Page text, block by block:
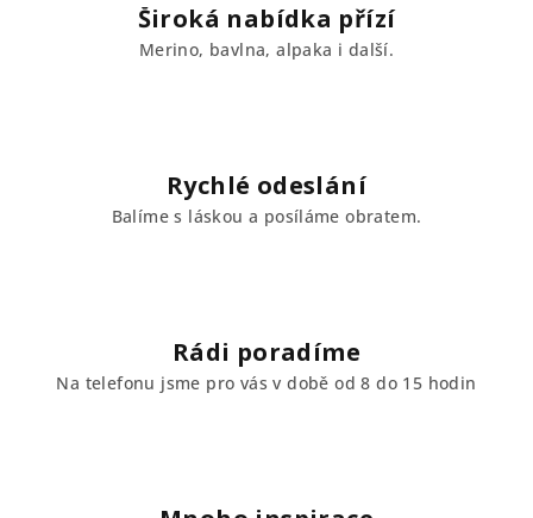
Široká nabídka přízí
Merino, bavlna, alpaka i další.
Rychlé odeslání
Balíme s láskou a posíláme obratem.
Rádi poradíme
Na telefonu jsme pro vás v době od 8 do 15 hodin